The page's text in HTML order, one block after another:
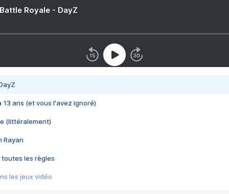
Royale - DayZ
13 ans (et vous l'avez ignoré)
(littéralement)
Rayan
toutes les règles
les jeux vidéo